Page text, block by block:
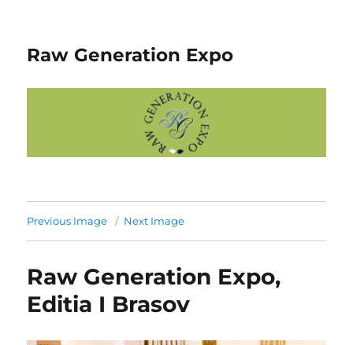
Raw Generation Expo
Previous Image Next Image
Raw Generation Expo,
Editia I Brasov